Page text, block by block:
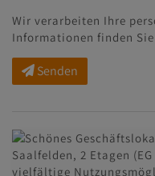
Wir verarbeiten Ihre
Informationen finden Sie
Senden